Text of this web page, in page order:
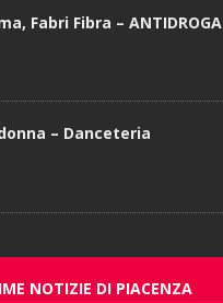
Fabri Fibra – ANTIDROGA
– Danceteria
NOTIZIE DI PIACENZA